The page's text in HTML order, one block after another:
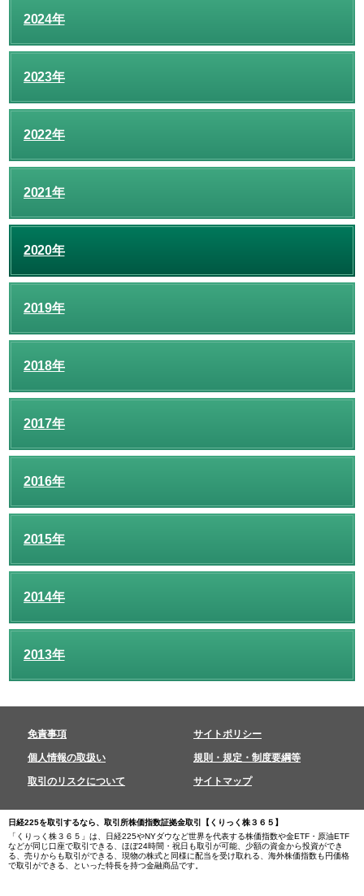
2024年
2023年
2022年
2021年
2020年
2019年
2018年
2017年
2016年
2015年
2014年
2013年
免責事項 サイトポリシー
個人情報の取扱い 規則・規定・制度要綱等
取引のリスクについて サイトマップ
日経225を取引するなら、取引所株価指数証拠金取引【くりっく株３６５】
「くりっく株３６５」は、日経225やNYダウなど世界を代表する株価指数や金ETF・原油ETF
などが同じ口座で取引できる、ほぼ24時間・祝日も取引が可能、少額の資金から投資ができ
る、売りからも取引ができる、現物の株式と同様に配当を受け取れる、海外株価指数も円価格
で取引ができる、といった特長を持つ金融商品です。